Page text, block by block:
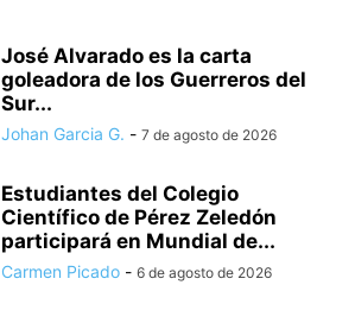
José Alvarado es la carta
goleadora de los Guerreros del
Sur...
Johan Garcia G. - 7 de agosto de 2026
Estudiantes del Colegio
Científico de Pérez Zeledón
participará en Mundial de...
Carmen Picado - 6 de agosto de 2026